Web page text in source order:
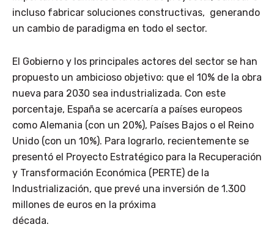
incluso fabricar soluciones constructivas, generando
un cambio de paradigma en todo el sector.
El Gobierno y los principales actores del sector se han
propuesto un ambicioso objetivo: que el 10% de la obra
nueva para 2030 sea industrializada. Con este
porcentaje, España se acercaría a países europeos
como Alemania (con un 20%), Países Bajos o el Reino
Unido (con un 10%). Para lograrlo, recientemente se
presentó el Proyecto Estratégico para la Recuperación
y Transformación Económica (PERTE) de la
Industrialización, que prevé una inversión de 1.300
millones de euros en la próxima
década.